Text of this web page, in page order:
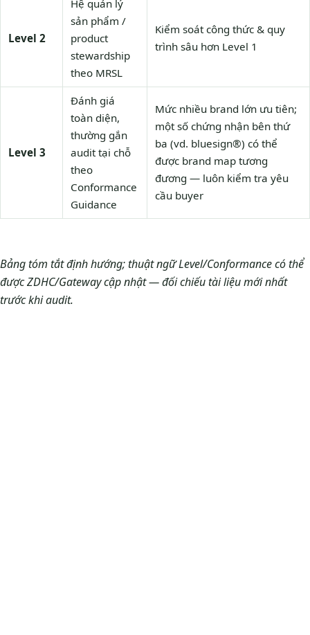
Level 2
Hệ quản lý
sản phẩm /
product
stewardship
theo MRSL
Kiểm soát công thức & quy
trình sâu hơn Level 1
Level 3
Đánh giá
toàn diện,
thường gắn
audit tại chỗ
theo
Conformance
Guidance
Mức nhiều brand lớn ưu tiên;
một số chứng nhận bên thứ
ba (vd. bluesign®) có thể
được brand map tương
đương — luôn kiểm tra yêu
cầu buyer
Bảng tóm tắt định hướng; thuật ngữ Level/Conformance có thể
được ZDHC/Gateway cập nhật — đối chiếu tài liệu mới nhất
trước khi audit.